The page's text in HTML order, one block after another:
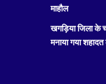
माहौल
खगड़िया जिला के
मनाया गया शहादत